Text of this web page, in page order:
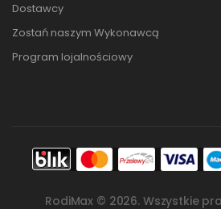
Dostawcy
Zostań naszym Wykonawcą
Program lojalnościowy
RodiMax © 2026. Wszystkie